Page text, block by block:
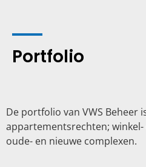
Portfolio
De portfolio van VWS Beheer
appartementsrechten;
oude- en nieuwe complexen.